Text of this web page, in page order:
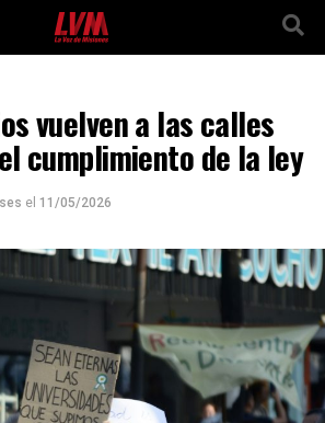
vuelven a las calles
cumplimiento de la ley
el 11/05/2026